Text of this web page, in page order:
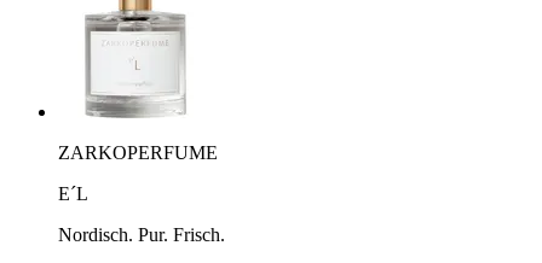
ZARKOPERFUME
E´L
Nordisch. Pur. Frisch.